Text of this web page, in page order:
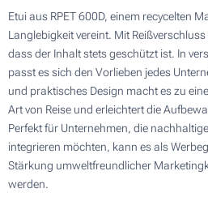
Etui aus RPET 600D, einem recycelten
Langlebigkeit vereint. Mit
dass der Inhalt stets geschützt ist. In
passt es sich den Vorlieben jedes
und praktisches Design macht es zu
Art von Reise und erleichtert die
Perfekt für Unternehmen, die
integrieren möchten, kann es als
Stärkung umweltfreundlicher
werden.